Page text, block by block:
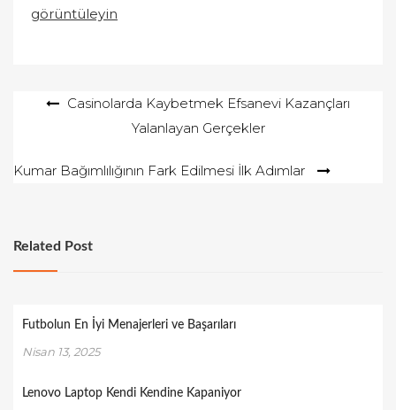
görüntüleyin
Yazı
Casinolarda Kaybetmek Efsanevi Kazançları
Yalanlayan Gerçekler
Kumar Bağımlılığının Fark Edilmesi İlk Adımlar
Related Post
Futbolun En İyi Menajerleri ve Başarıları
Nisan 13, 2025
Lenovo Laptop Kendi Kendine Kapaniyor